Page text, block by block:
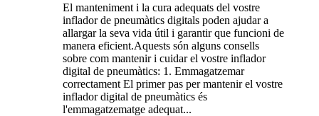
El manteniment i la cura adequats del vostre
inflador de pneumàtics digitals poden ajudar a
allargar la seva vida útil i garantir que funcioni de
manera eficient.Aquests són alguns consells
sobre com mantenir i cuidar el vostre inflador
digital de pneumàtics: 1. Emmagatzemar
correctament El primer pas per mantenir el vostre
inflador digital de pneumàtics és
l'emmagatzematge adequat...